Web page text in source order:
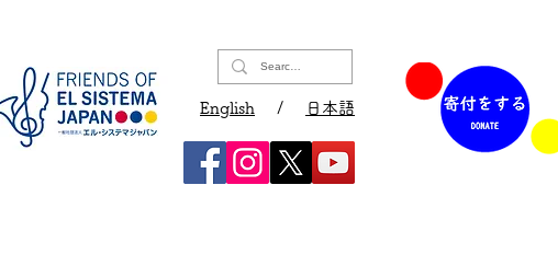
English / 日本語